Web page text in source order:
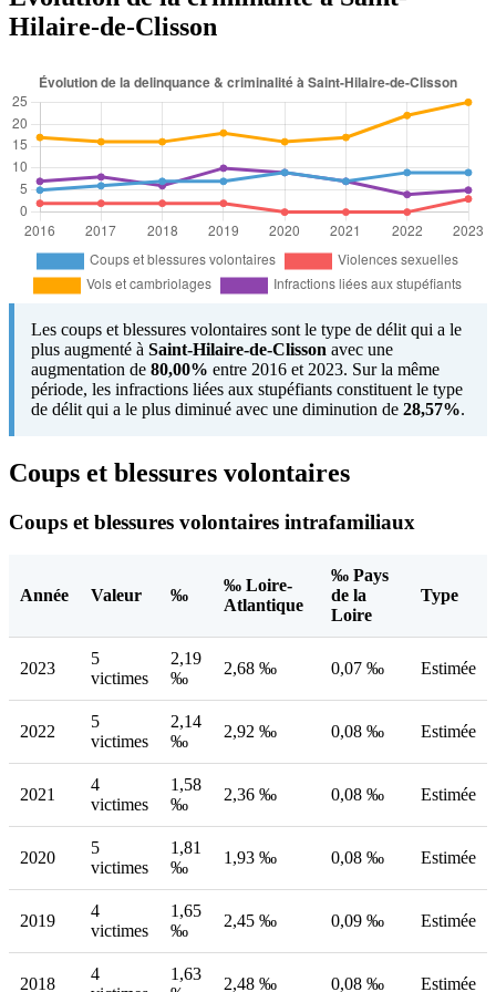
Hilaire-de-Clisson
Les coups et blessures volontaires sont le type de délit qui a le
plus augmenté à Saint-Hilaire-de-Clisson avec une
augmentation de 80,00% entre 2016 et 2023. Sur la même
période, les infractions liées aux stupéfiants constituent le type
de délit qui a le plus diminué avec une diminution de 28,57%.
Coups et blessures volontaires
Coups et blessures volontaires intrafamiliaux
Année Valeur ‰
‰ Loire-
Atlantique
‰ Pays
de la
Loire
Type
2023
5
victimes
2,19
‰
2,68 ‰ 0,07 ‰ Estimée
2022
5
victimes
2,14
‰
2,92 ‰ 0,08 ‰ Estimée
2021
4
victimes
1,58
‰
2,36 ‰ 0,08 ‰ Estimée
2020
5
victimes
1,81
‰
1,93 ‰ 0,08 ‰ Estimée
2019
4
victimes
1,65
‰
2,45 ‰ 0,09 ‰ Estimée
2018
4
1,63
2,48 ‰ 0,08 ‰ Estimée